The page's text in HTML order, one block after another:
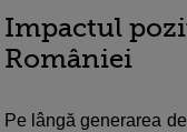
Impactul
României
Pe lângă generarea